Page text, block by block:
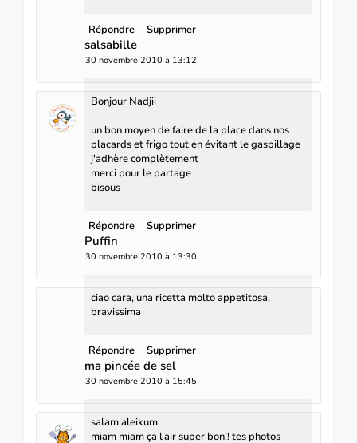
Répondre Supprimer
salsabille
30 novembre 2010 à 13:12
Bonjour Nadjii
un bon moyen de faire de la place dans nos
placards et frigo tout en évitant le gaspillage
j'adhère complètement
merci pour le partage
bisous
Répondre Supprimer
Puffin
30 novembre 2010 à 13:30
ciao cara, una ricetta molto appetitosa,
bravissima
Répondre Supprimer
ma pincée de sel
30 novembre 2010 à 15:45
salam aleikum
miam miam ça l'air super bon!! tes photos